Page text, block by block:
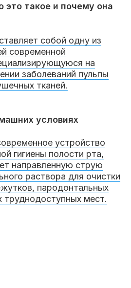
это такое и почему она
собой одну из
современной
на
заболеваний пульпы
тканей.
условиях
устройство
гигиены полости рта,
направленную струю
раствора для очистки
пародонтальных
труднодоступных мест.